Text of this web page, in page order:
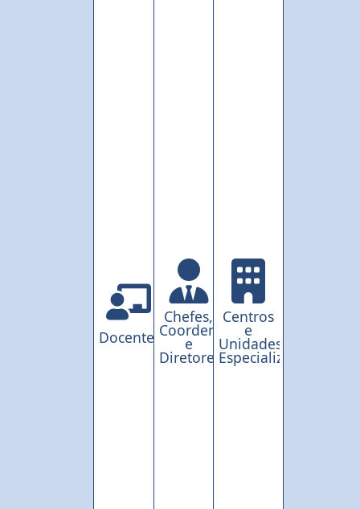
Docentes
Chefes,
Coordenações
e
Diretores
Centros
e
Unidades
Especializadas